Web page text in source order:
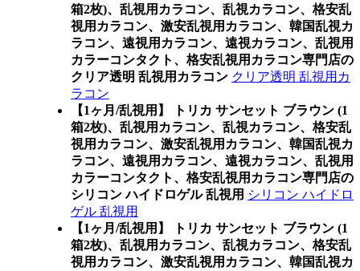
箱2枚)、乱視用カラコン、乱視カラコン、格安乱
視用カラコン、激安乱視用カラコン、韓国乱視カ
ラコン、遠視用カラコン、遠視カラコン、乱視用
カラーコンタクト、格安乱視用カラコン専門店の
クリア透明 乱視用カラコン クリア透明 乱視用カ
ラコン
【1ヶ月/乱視用】 トリカ サンセット ブラウン (1
箱2枚)、乱視用カラコン、乱視カラコン、格安乱
視用カラコン、激安乱視用カラコン、韓国乱視カ
ラコン、遠視用カラコン、遠視カラコン、乱視用
カラーコンタクト、格安乱視用カラコン専門店の
シリコン ハイドロゲル 乱視用 シリコン ハイドロ
ゲル 乱視用
【1ヶ月/乱視用】 トリカ サンセット ブラウン (1
箱2枚)、乱視用カラコン、乱視カラコン、格安乱
視用カラコン、激安乱視用カラコン、韓国乱視カ